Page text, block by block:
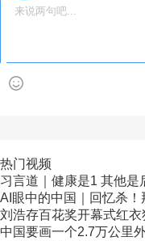
热门视频
习言道｜健康是1 其他是
AI眼中的中国｜回忆杀
刘浩存百花奖开幕式红衣
中国要画一个2.7万公里